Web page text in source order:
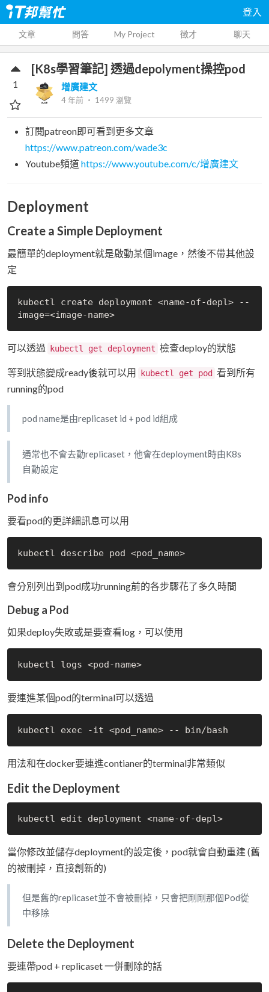
登入
文章 問答 My Project 徵才 聊天
[K8s學習筆記] 透過depolyment操控pod
增廣建文
4 年前 ‧ 1499 瀏覽
1
訂閱patreon即可看到更多文章
https://www.patreon.com/wade3c
Youtube頻道https://www.youtube.com/c/增廣建文
Deployment
Create a Simple Deployment
最簡單的deployment就是啟動某個image，然後不帶其他設
定
kubectl create deployment <name-of-depl> --
image=<image-name>
可以透過 kubectl get deployment 檢查deploy的狀態
等到狀態變成ready後就可以用 kubectl get pod 看到所有
running的pod
pod name是由replicaset id + pod id組成
通常也不會去動replicaset，他會在deployment時由K8s
自動設定
Pod info
要看pod的更詳細訊息可以用
kubectl describe pod <pod_name>
會分別列出到pod成功running前的各步驟花了多久時間
Debug a Pod
如果deploy失敗或是要查看log，可以使用
kubectl logs <pod-name>
要連進某個pod的terminal可以透過
用法和在docker要連進contianer的terminal非常類似
Edit the Deployment
kubectl edit deployment <name-of-depl>
當你修改並儲存deployment的設定後，pod就會自動重建 (舊
的被刪掉，直接創新的)
但是舊的replicaset並不會被刪掉，只會把剛剛那個Pod從
中移除
Delete the Deployment
要連帶pod + replicaset 一併刪除的話